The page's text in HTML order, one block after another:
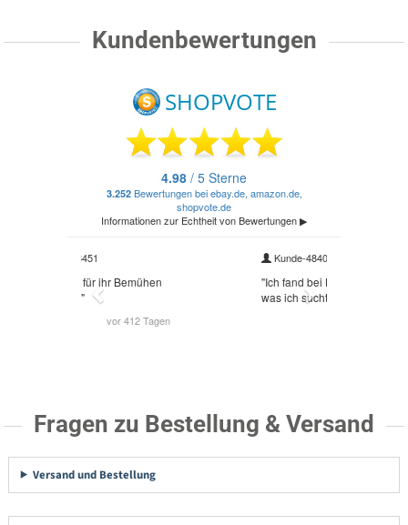
Kundenbewertungen
Fragen zu Bestellung & Versand
Versand und Bestellung